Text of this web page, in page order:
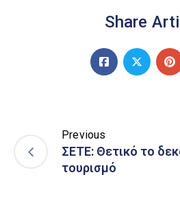
Share
Previous
ΣΕΤΕ: Θετικό το
τουρισμό